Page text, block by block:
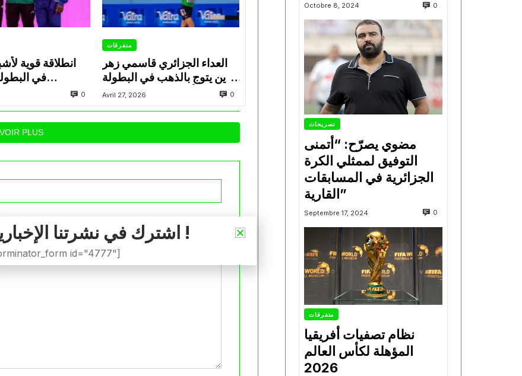
انطلاقة قوية
في
0
متفرقات
العداء الجزائري قاسمي زهر
الدين يتوج بالذهب في البطولة
العربية لألعاب القوى للشباب
بتونس
Avril 27, 2026 0
VOIR PLUS
Octobre 8, 2024 0
تصريحات
مضوي يصرّح: “أتمنى
التوفيق لممثلي الكرة
الجزائرية في المسابقات
القارية”
Septembre 17, 2024 0
متفرقات
نظام تصفيات أفريقيا
المؤهلة لكأس العالم
2026
اشترك في نشرتنا الإخبارية !
id="4777"]